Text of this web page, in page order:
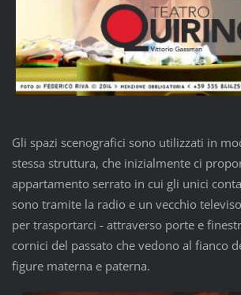
Gli spazi scenografici sono utilizzati in
stessa struttura, che inizialmente ci
appartamento serrato in cui gli unici
sono tramite la radio e un vecchio
per trasportarci - attraverso porte e
cornici del passato che vedono al fianco
figure materna e paterna.